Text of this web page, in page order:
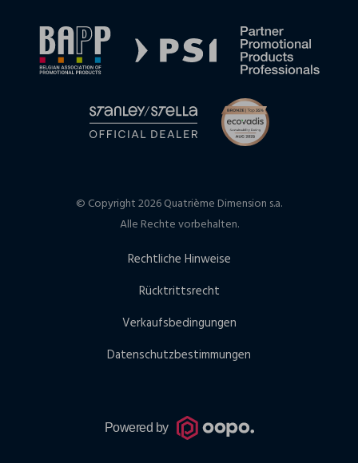
© Copyright 2026 Quatrième Dimension s.a.
Alle Rechte vorbehalten.
Rechtliche Hinweise
Rücktrittsrecht
Verkaufsbedingungen
Datenschutzbestimmungen
Powered by